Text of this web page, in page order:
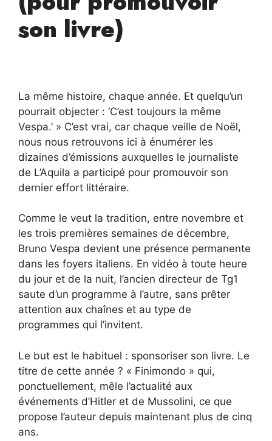
son livre)
La même histoire, chaque année. Et quelqu’un
pourrait objecter : ‘C’est toujours la même
Vespa.’ » C’est vrai, car chaque veille de Noël,
nous nous retrouvons ici à énumérer les
dizaines d’émissions auxquelles le journaliste
de L’Aquila a participé pour promouvoir son
dernier effort littéraire.
Comme le veut la tradition, entre novembre et
les trois premières semaines de décembre,
Bruno Vespa devient une présence permanente
dans les foyers italiens. En vidéo à toute heure
du jour et de la nuit, l’ancien directeur de Tg1
saute d’un programme à l’autre, sans prêter
attention aux chaînes et au type de
programmes qui l’invitent.
Le but est le habituel : sponsoriser son livre. Le
titre de cette année ? « Finimondo » qui,
ponctuellement, mêle l’actualité aux
événements d’Hitler et de Mussolini, ce que
propose l’auteur depuis maintenant plus de cinq
ans.